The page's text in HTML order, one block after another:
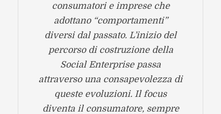
consumatori e imprese che
adottano “comportamenti”
diversi dal passato. L’inizio del
percorso di costruzione della
Social Enterprise passa
attraverso una consapevolezza di
queste evoluzioni. Il focus
diventa il consumatore, sempre